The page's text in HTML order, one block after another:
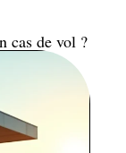
cas de vol ?